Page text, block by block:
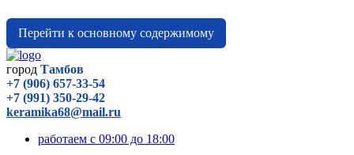
Перейти к основному содержимому
город Тамбов
+7 (906) 657-33-54
+7 (991) 350-29-42
keramika68@mail.ru
работаем с 09:00 до 18:00